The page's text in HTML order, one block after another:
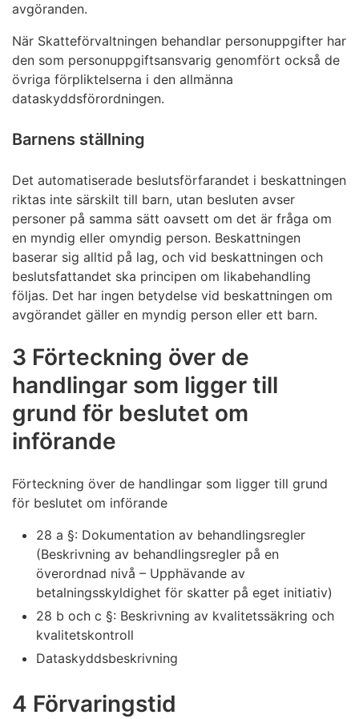
avgöranden.
När Skatteförvaltningen behandlar personuppgifter har
den som personuppgiftsansvarig genomfört också de
övriga förpliktelserna i den allmänna
dataskyddsförordningen.
Barnens ställning
Det automatiserade beslutsförfarandet i beskattningen
riktas inte särskilt till barn, utan besluten avser
personer på samma sätt oavsett om det är fråga om
en myndig eller omyndig person. Beskattningen
baserar sig alltid på lag, och vid beskattningen och
beslutsfattandet ska principen om likabehandling
följas. Det har ingen betydelse vid beskattningen om
avgörandet gäller en myndig person eller ett barn.
3 Förteckning över de
handlingar som ligger till
grund för beslutet om
införande
Förteckning över de handlingar som ligger till grund
för beslutet om införande
28 a §: Dokumentation av behandlingsregler
(Beskrivning av behandlingsregler på en
överordnad nivå – Upphävande av
betalningsskyldighet för skatter på eget initiativ)
28 b och c §: Beskrivning av kvalitetssäkring och
kvalitetskontroll
Dataskyddsbeskrivning
4 Förvaringstid